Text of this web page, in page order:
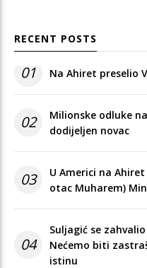
RECENT POSTS
01 Na Ahiret preselio
02
Milionske odluke
dodijeljen novac
03
U Americi na
otac Muharem)
04
Suljagić se
Nećemo biti
istinu